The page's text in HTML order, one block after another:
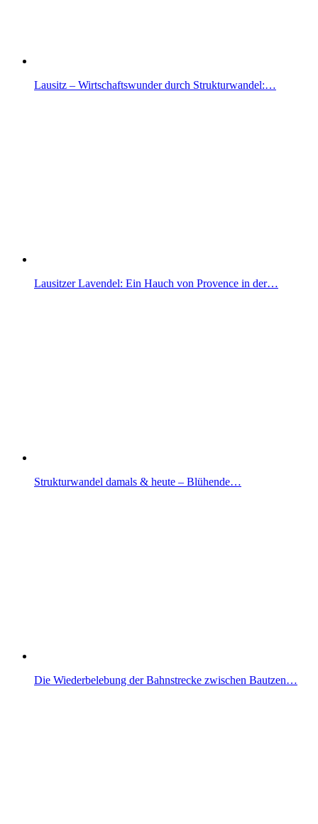
Lausitz – Wirtschaftswunder durch Strukturwandel:…
Lausitzer Lavendel: Ein Hauch von Provence in der…
Strukturwandel damals & heute – Blühende…
Die Wiederbelebung der Bahnstrecke zwischen Bautzen…